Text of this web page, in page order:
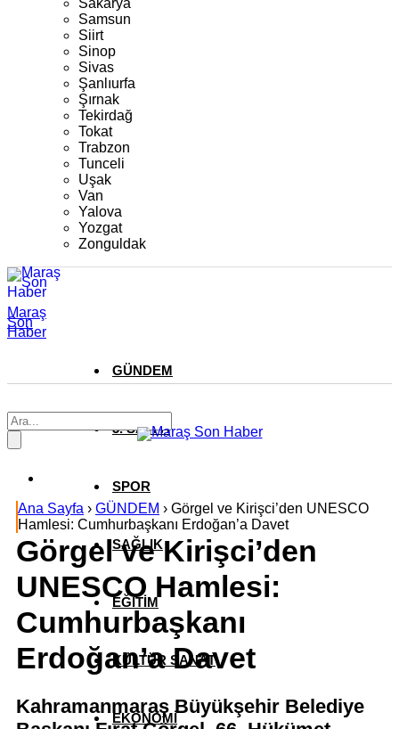
Sakarya
Samsun
Siirt
Sinop
Sivas
Şanlıurfa
Şırnak
Tekirdağ
Tokat
Trabzon
Tunceli
Uşak
Van
Yalova
Yozgat
Zonguldak
Maraş
Son
Haber
GÜNDEM
3. SAYFA
SPOR
SAĞLIK
EĞİTİM
KÜLTÜR SANAT
EKONOMİ
Ana Sayfa › GÜNDEM › Görgel ve Kirişci’den UNESCO
Hamlesi: Cumhurbaşkanı Erdoğan’a Davet
Görgel ve Kirişci’den
UNESCO Hamlesi:
Cumhurbaşkanı
Erdoğan’a Davet
Kahramanmaraş Büyükşehir Belediye